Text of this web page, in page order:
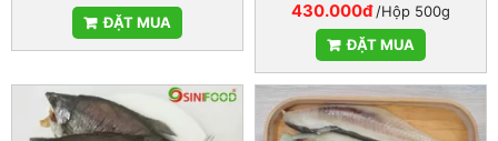
ĐẶT MUA
430.000đ/Hộp 500g
ĐẶT MUA